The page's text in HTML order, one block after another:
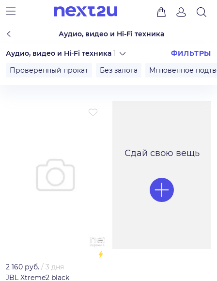
Аудио, видео и Hi-Fi техника
Аудио, видео и Hi-Fi техника 1
ФИЛЬТРЫ
Проверенный прокат
Без залога Мгновенное
2 160 руб. / 3 дня
JBL Xtreme2 black
Сдай свою вещь